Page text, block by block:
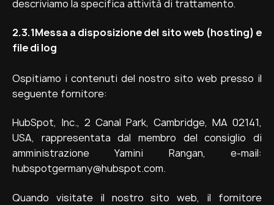
descriviamo la specifica attività di trattamento.
2.3.1Messa a disposizione del sito web (hosting) e
file di log
Ospitiamo i contenuti del nostro sito web presso il
seguente fornitore:
HubSpot, Inc., 2 Canal Park, Cambridge, MA 02141,
USA, rappresentata dal membro del consiglio di
amministrazione Yamini Rangan, e-mail:
hubspotgermany@hubspot.com.
Quando visitate il nostro sito web, il fornitore